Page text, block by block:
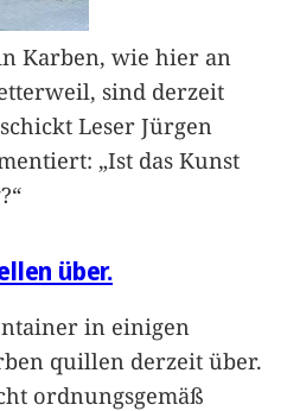
Karben, wie hier an
sind derzeit
Leser Jürgen
„Ist das Kunst
über.
in einigen
quillen derzeit über.
ordnungsgemäß